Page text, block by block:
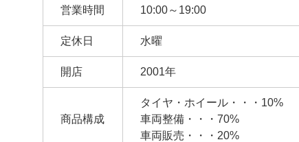
営業時間 10:00～19:00
定休日 水曜
開店 2001年
商品構成
タイヤ・ホイール・・・10%
車両整備・・・70%
車両販売・・・20%